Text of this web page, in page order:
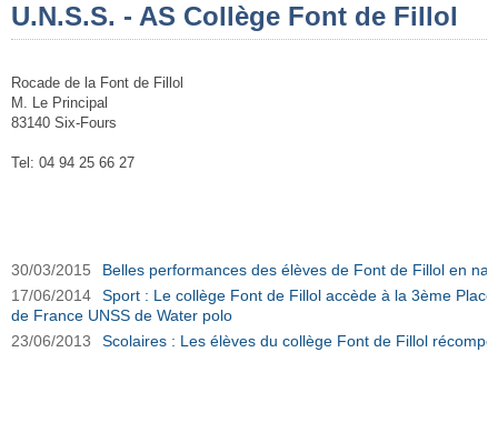
U.N.S.S. - AS Collège Font de Fillol
Rocade de la Font de Fillol
M. Le Principal
83140 Six-Fours
Tel: 04 94 25 66 27
30/03/2015
Belles performances des élèves de Font de Fillol en
17/06/2014
Sport : Le collège Font de Fillol accède à la 3ème
de France UNSS de Water polo
23/06/2013
Scolaires : Les élèves du collège Font de Fillol